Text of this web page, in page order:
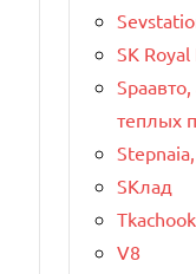
SK
теплых
SКлад
V8